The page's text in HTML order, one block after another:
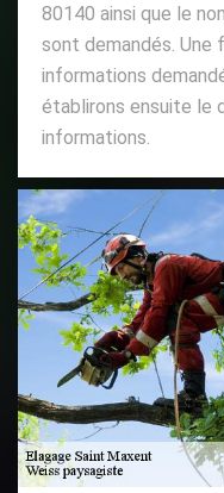
80140 ainsi que le
sont demandés. Une
informations
établirons ensuite le
informations.